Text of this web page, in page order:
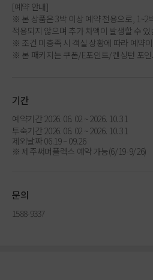
[예약 안내]
※ 본 상품은 3박 이상 예약 전용으로, 1~2
적용되지 않으며 추가 차액이 발생할 수 있
※ 조건 미충족 시 객실 상황에 따라 예약
※ 본 패키지는 쿠폰/E포인트/켄싱턴 포
기간
예약기간 2026. 06. 02 ~ 2026. 10. 31
투숙기간 2026. 06. 02 ~ 2026. 10. 31
제외날짜 06.19 ~ 09.26
※ 제주써머플렉스 예약 가능(6/19-9/26)
문의
1588-9337